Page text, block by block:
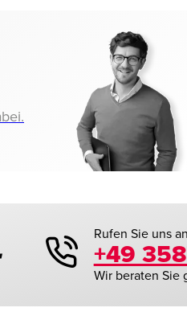
Rufen Sie uns
+49
Wir beraten Sie